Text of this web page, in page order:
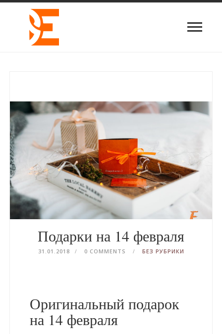
Подарки на 14 февраля
31.01.2018 0 COMMENTS БЕЗ РУБРИКИ
Оригинальный подарок
на 14 февраля